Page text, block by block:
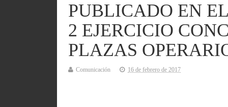
PUBLICADO EN
2 EJERCICIO
PLAZAS
Comunicación 16 de febrero de 2017